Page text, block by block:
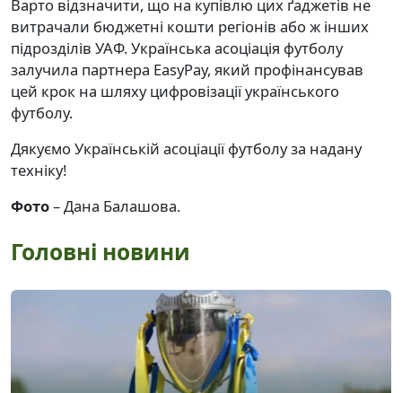
Варто відзначити, що на купівлю цих ґаджетів не
витрачали бюджетні кошти регіонів або ж інших
підрозділів УАФ. Українська асоціація футболу
залучила партнера EasyPay, який профінансував
цей крок на шляху цифровізації українського
футболу.
Дякуємо Українській асоціації футболу за надану
техніку!
Фото– Дана Балашова.
Головні новини